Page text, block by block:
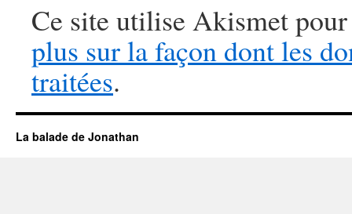
Ce site utilise Akismet
plus sur la façon dont les
traitées.
La balade de Jonathan